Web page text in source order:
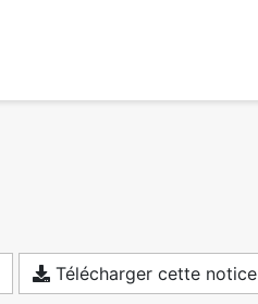
Télécharger cette notice